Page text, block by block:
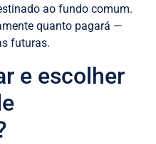
ao fundo comum.
quanto pagará —
futuras.
e escolher